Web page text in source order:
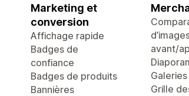
Marketing et
conversion
Affichage rapide
Badges de
confiance
Badges de produits
Bannières
avant/
Galeries
Grille